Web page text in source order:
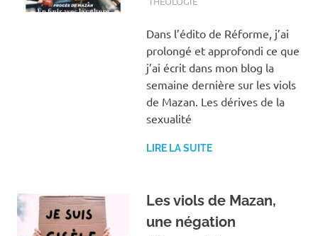
Dans l’édito de Réforme, j’ai
prolongé et approfondi ce que
j’ai écrit dans mon blog la
semaine dernière sur les viols
de Mazan. Les dérives de la
sexualité
LIRE LA SUITE
Les viols de Mazan,
une négation